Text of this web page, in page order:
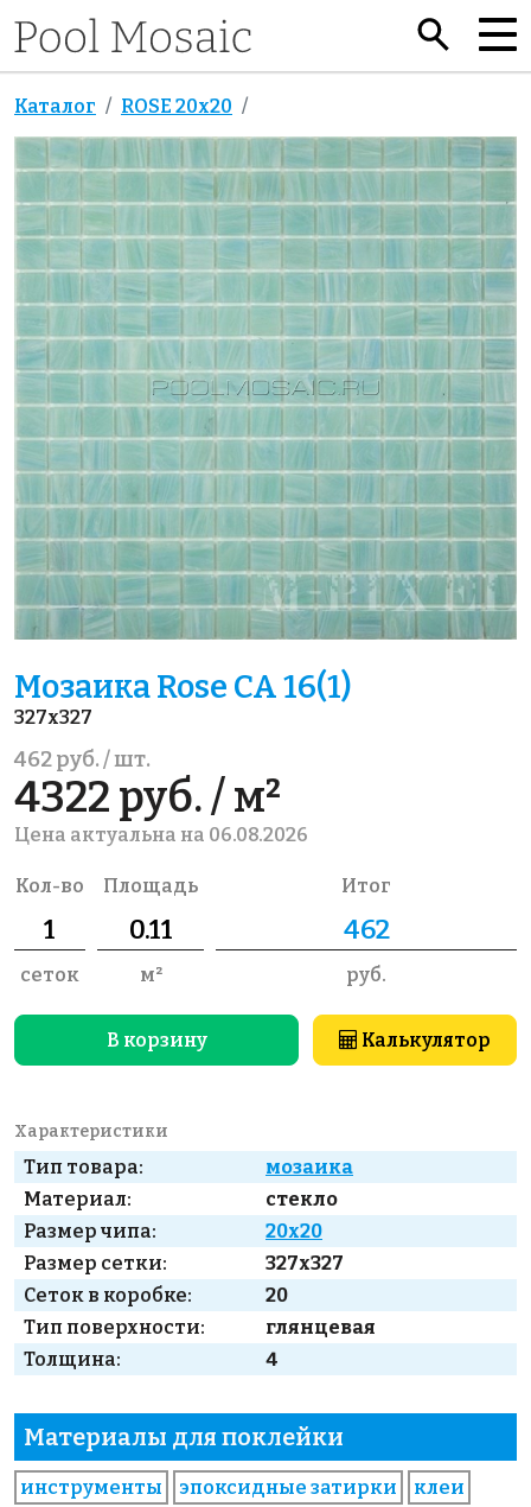
Каталог ROSE 20x20
Мозаика Rose CA 16(1)
327x327
462 руб. / шт.
4322 руб. / м²
Цена актуальна на 06.08.2026
Кол-во
сеток
Площадь
м²
Итог
руб.
В корзину Калькулятор
Характеристики
Тип товара:
мозаика
Материал:
стекло
Размер чипа:
20x20
Размер сетки:
327x327
Сеток в коробке:
20
Тип поверхности:
глянцевая
Толщина:
4
Материалы для поклейки
инструменты эпоксидные затирки
клеи